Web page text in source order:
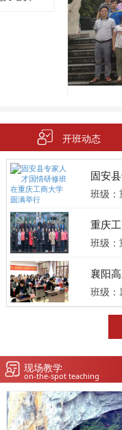
开班动态
固安
重庆
襄阳
on-the-spot teaching